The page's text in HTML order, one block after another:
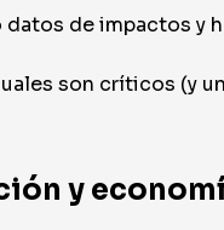
de impactos y
son críticos (y
y